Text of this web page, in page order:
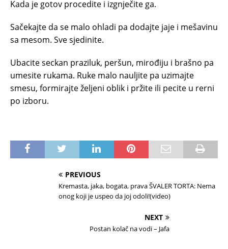
Kada je gotov procedite i izgnječite ga.
Sačekajte da se malo ohladi pa dodajte jaje i mešavinu
sa mesom. Sve sjedinite.
Ubacite seckan praziluk, peršun, mirođiju i brašno pa
umesite rukama. Ruke malo nauljite pa uzimajte
smesu, formirajte željeni oblik i pržite ili pecite u rerni
po izboru.
PREVIOUS
Kremasta, jaka, bogata, prava ŠVALER TORTA: Nema
onog koji je uspeo da joj odoli!(video)
NEXT
Postan kolač na vodi – Jafa